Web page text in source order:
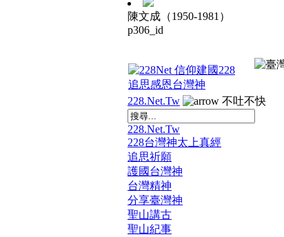
陳文成（1950-1981）
p306_id
228.Net.Tw 不吐不快
228.Net.Tw
228台灣神太上真經
追思祈願
護國台灣神
台灣精神
分享臺灣神
聖山講古
聖山紀事